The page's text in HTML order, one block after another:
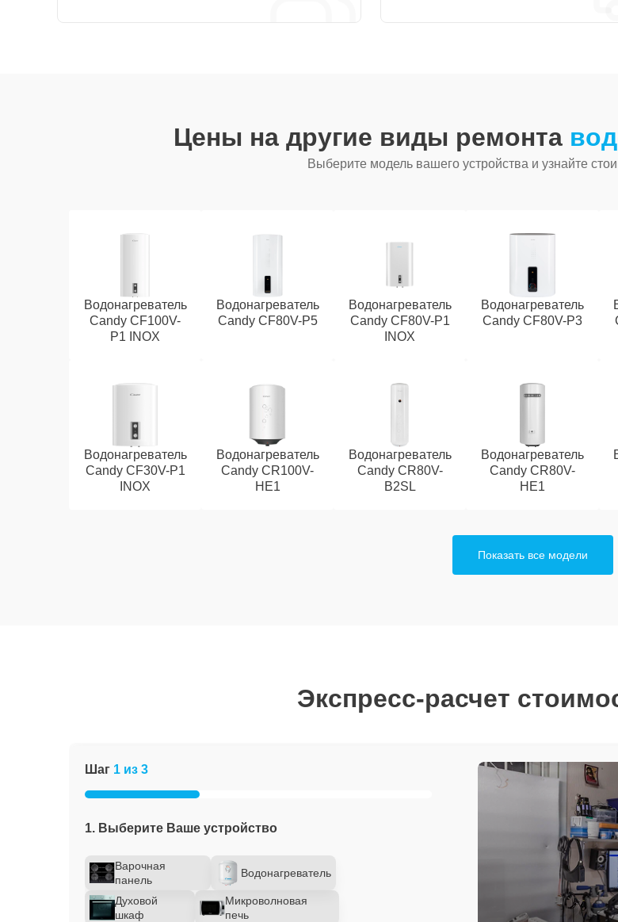
Цены на другие виды ремонта
Выберите модель вашего устройства и узнайте
Водонагреватель
Candy CF100V-
P1 INOX
Водонагреватель
Candy CF80V-P5
Водонагреватель
Candy CF80V-P1
INOX
Водонагреватель
Candy CF80V-P3
Водонагреватель
Candy CF30V-P1
INOX
Водонагреватель
Candy CR100V-
HE1
Водонагреватель
Candy CR80V-
B2SL
Водонагреватель
Candy CR80V-
HE1
Показать все модели
Экспресс-расчет
Шаг 1 из 3
1. Выберите Ваше устройство
Варочная
панель
Водонагреватель
Духовой
шкаф
Микроволновая
печь